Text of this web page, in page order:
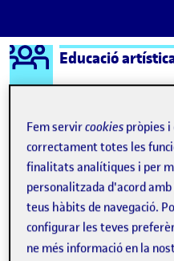
Saltar al contingut
Logo Ágora
Educació
Semestre 20222 - Aula 1 21
21 Maig,
Publicat perRegistre 7, La
Fem servircookies pròpies
correctament totes les
finalitats analítiques i per
personalitzada d'acord
teus hàbits de navegació.
configurar les teves
ne més informació en la